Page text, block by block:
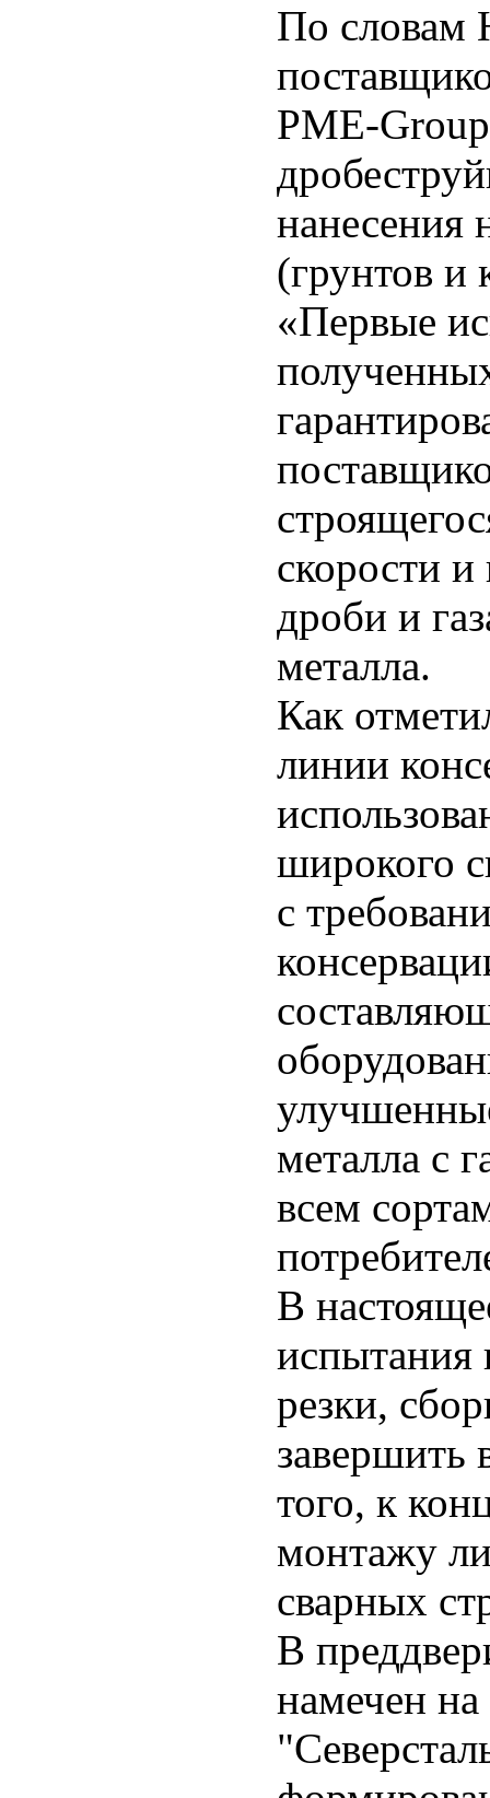
По словам
PME-
нанесения
(грунтов и
«Первые
скорости и
дроби и
металла.
Как
линии
широкого
с
металла с
всем
В
испытания
резки,
завершить
того, к
монтажу
сварных
В
намечен